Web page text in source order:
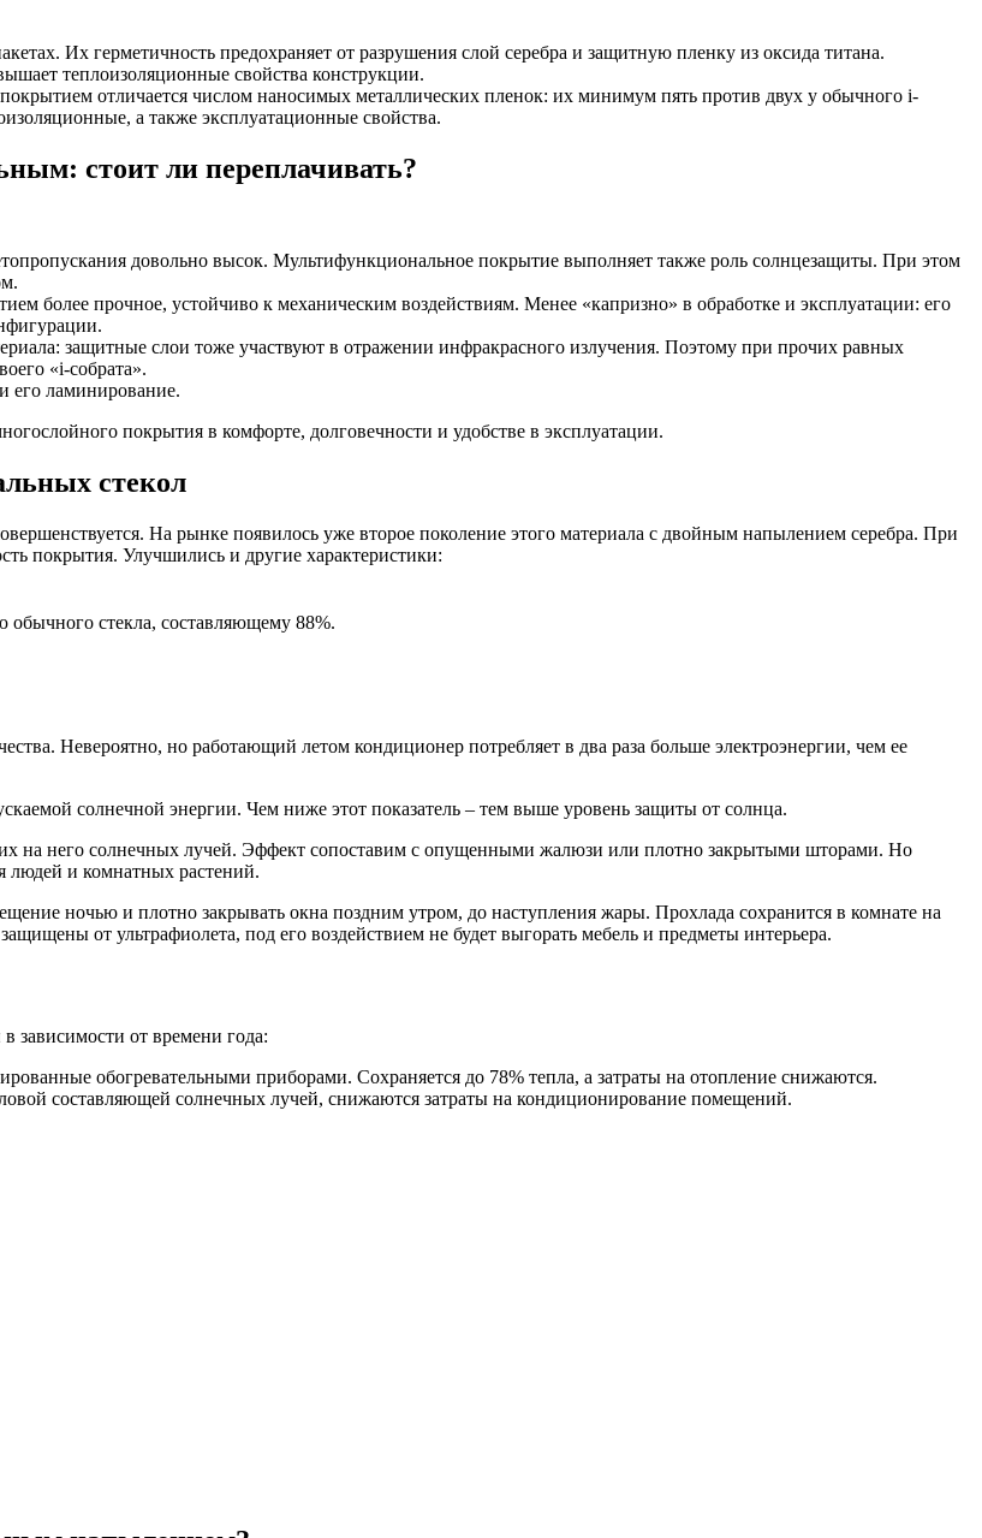
Их герметичность предохраняет от разрушения слой серебра и защитную пленку из оксида титана.
теплоизоляционные свойства конструкции.
отличается числом наносимых металлических пленок: их минимум пять против двух у обычного i-
а также эксплуатационные свойства.
стоит ли переплачивать?
довольно высок. Мультифункциональное покрытие выполняет также роль солнцезащиты. При этом
более прочное, устойчиво к механическим воздействиям. Менее «капризно» в обработке и эксплуатации: его
защитные слои тоже участвуют в отражении инфракрасного излучения. Поэтому при прочих равных
«i-собрата».
его ламинирование.
покрытия в комфорте, долговечности и удобстве в эксплуатации.
стекол
На рынке появилось уже второе поколение этого материала с двойным напылением серебра. При
покрытия. Улучшились и другие характеристики:
обычного стекла, составляющему 88%.
Невероятно, но работающий летом кондиционер потребляет в два раза больше электроэнергии, чем ее
солнечной энергии. Чем ниже этот показатель – тем выше уровень защиты от солнца.
на него солнечных лучей. Эффект сопоставим с опущенными жалюзи или плотно закрытыми шторами. Но
людей и комнатных растений.
ночью и плотно закрывать окна поздним утром, до наступления жары. Прохлада сохранится в комнате на
от ультрафиолета, под его воздействием не будет выгорать мебель и предметы интерьера.
зависимости от времени года:
обогревательными приборами. Сохраняется до 78% тепла, а затраты на отопление снижаются.
составляющей солнечных лучей, снижаются затраты на кондиционирование помещений.